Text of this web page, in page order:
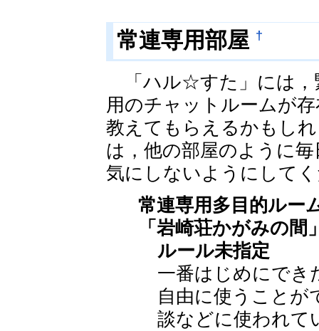
常連専用部屋 †
「ハル☆すた」には，
用のチャットルームが
教えてもらえるかもし
は，他の部屋のように
気にしないようにして
常連専用多目的ルー
「岩崎荘かがみの間
ルール未指定
一番はじめにでき
自由に使うことが
談などに使われて